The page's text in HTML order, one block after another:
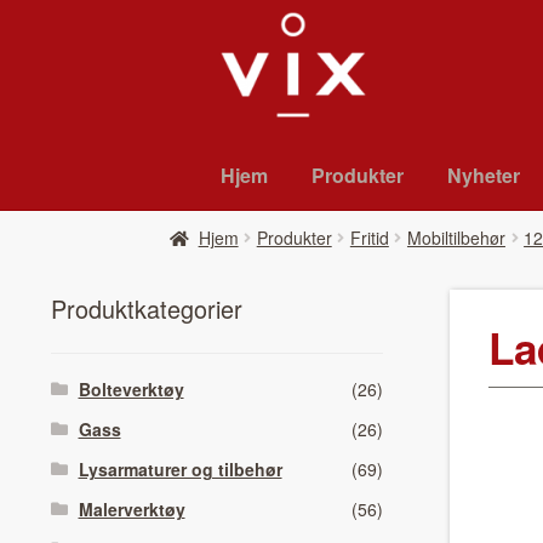
til
navigasjon
til
innhold
Hjem Pro­duk­ter Nyheter
Hjem Pro­duk­ter Fritid Mobiltilbehør
Pro­duk­tkat­e­gori­er
Bolteverktøy
(26)
Gass
(26)
Lysarmaturer og tilbehør
(69)
Malerverktøy
(56)